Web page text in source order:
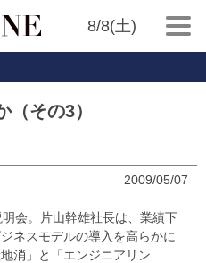
8/8(土)
その3）
2009/05/07
会。片山幹雄社長は、業績下
ネスモデルの導入を高らかに
消」と「エンジニアリン